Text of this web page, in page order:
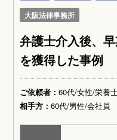
大阪法律事務所
弁護士介入後、
を獲得した事例
ご依頼者：60代/女性/栄養
相手方：60代/男性/会社員